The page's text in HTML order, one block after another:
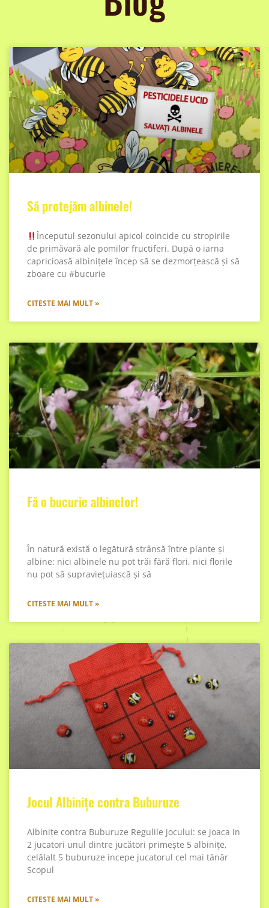
Să protejăm albinele!
Începutul sezonului apicol coincide cu stropirile
de primăvară ale pomilor fructiferi. După o iarna
capricioasă albinițele încep să se dezmorțească și să
zboare cu #bucurie
CITESTE MAI MULT »
Fă o bucurie albinelor!
În natură există o legătură strânsă între plante și
albine: nici albinele nu pot trăi fără flori, nici florile
nu pot să supraviețuiască și să
CITESTE MAI MULT »
Jocul Albinițe contra Buburuze
Albinițe contra Buburuze Regulile jocului: se joaca in
2 jucatori unul dintre jucători primește 5 albinițe,
celălalt 5 buburuze incepe jucatorul cel mai tânăr
Scopul
CITESTE MAI MULT »